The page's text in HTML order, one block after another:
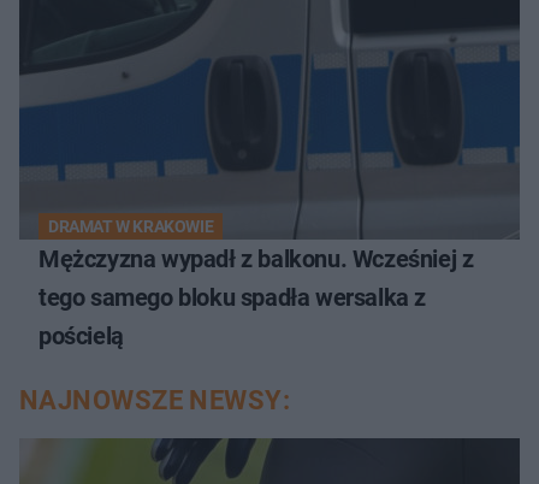
DRAMAT W KRAKOWIE
Mężczyzna wypadł z balkonu. Wcześniej z
tego samego bloku spadła wersalka z
pościelą
NAJNOWSZE NEWSY: